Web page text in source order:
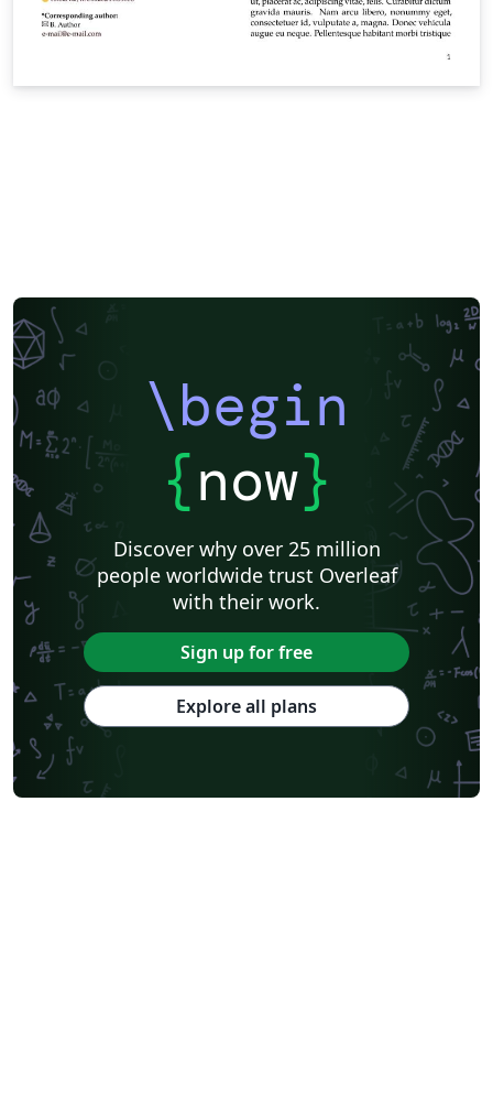
\begin
{now}
Discover why over 25 million
people worldwide trust Overleaf
with their work.
Sign up for free
Explore all plans